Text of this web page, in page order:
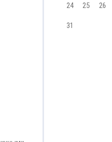
24 25 26
31